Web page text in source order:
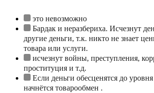
это невозможно
Бардак и неразбериха. Исчезнут
другие деньги, т.к. никто не знает
товара или услуги.
исчезнут войны, преступления,
проституция и т.д.
Если деньги обесценятся до
начнётся товарообмен .